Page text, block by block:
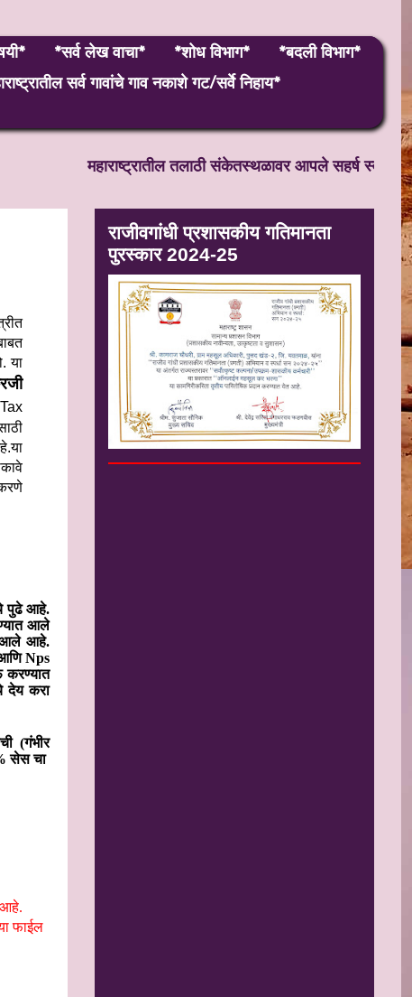
*सर्व लेख वाचा* *शोध विभाग*
*बदली विभाग*
सर्व गावांचे गाव नकाशे गट/सर्वे निहाय*
महाराष्ट्रातील तलाठी संकेतस्थळावर आपले सहर्ष स्वागत! सतत
या
पुढे आहे.
आले
आले आहे.
Nps
करण्यात
देय करा
(गंभीर
सेस चा
आहे.
फाईल
राजीवगांधी प्रशासकीय गतिमानता
पुरस्कार 2024-25